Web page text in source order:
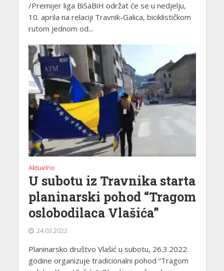
/Premijer liga BiSaBiH održat će se u nedjelju,
10. aprila na relaciji Travnik-Galica, biciklističkom
rutom jednom od...
Aktuelno
U subotu iz Travnika starta
planinarski pohod “Tragom
oslobodilaca Vlašića”
24.03.2022
Planinarsko društvo Vlašić u subotu, 26.3.2022.
godine organizuje tradicionalni pohod “Tragom